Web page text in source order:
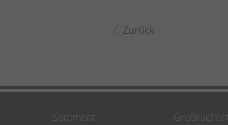
Zurück
Sortiment